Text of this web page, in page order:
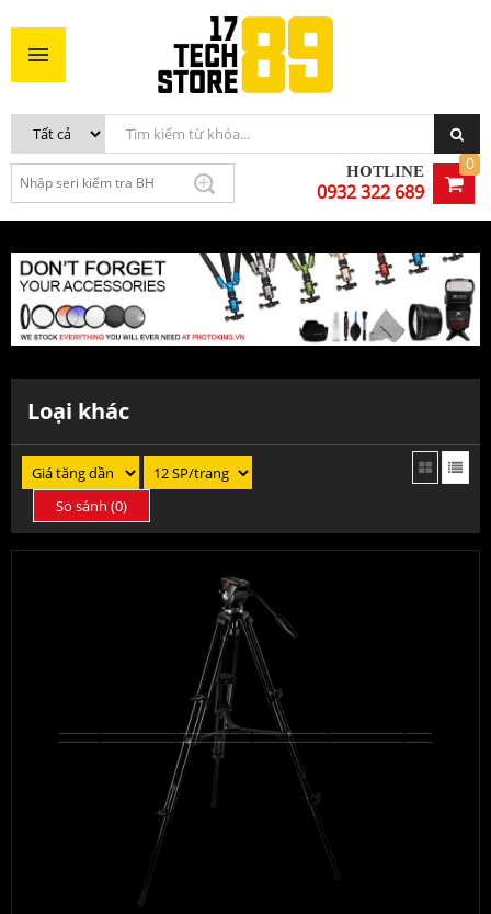
HOTLINE
0932 322 689
0
Loại khác
So sánh (0)